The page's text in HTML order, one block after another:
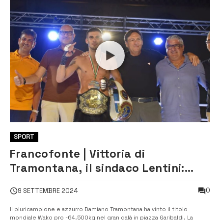
SPORT
Francofonte | Vittoria di
Tramontana, il sindaco Lentini:
9 SETTEMBRE 2024 0
Il pluricampione e azzurro Damiano Tramontana ha vinto il titolo
mondiale Wako pro -64.500kg nel gran galà in piazza Garibaldi. La